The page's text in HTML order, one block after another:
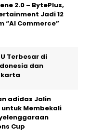
2.0 – BytePlus,
Jadi 12
“AI Commerce”
Terbesar di
dan
adidas Jalin
Membekali
Cup